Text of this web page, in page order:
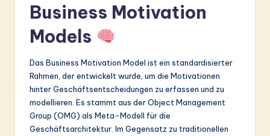
In
o
Business Motivation
Models
Das Business Motivation Model ist ein standardisierter
Rahmen, der entwickelt wurde, um die Motivationen
hinter Geschäftsentscheidungen zu erfassen und zu
modellieren. Es stammt aus der Object Management
Group (OMG) als Meta-Modell für die
Geschäftsarchitektur. Im Gegensatz zu traditionellen